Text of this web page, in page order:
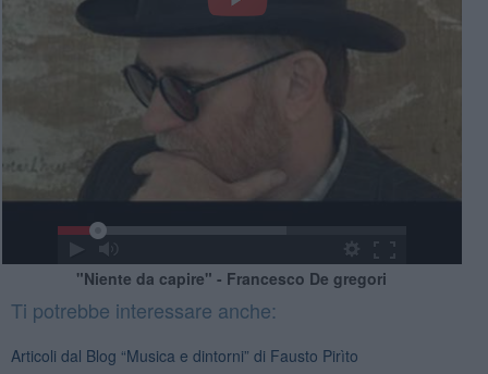
"Niente da capire" - Francesco De gregori
Ti potrebbe interessare anche:
Articoli dal Blog “Musica e dintorni” di Fausto Pirìto